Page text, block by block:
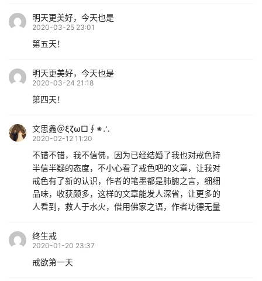
明天更美好，今天也是
2020-03-25 23:01
第五天！
明天更美好，今天也是
2020-03-24 21:18
第四天！
文思鑫＠ξζω□∮※∴
2020-02-12 11:20
不错不错，我不信佛，因为已经结婚了我也对戒色持
半信半疑的态度，不小心看了戒色吧的文章，让我对
戒色有了新的认识，作者的笔墨都是肺腑之言，细细
品味，收获颇多，这样的文章能发人深省，让更多的
人看到，救人于水火，借用佛家之语，作者功德无量
终生戒
2020-01-20 23:37
戒欲第一天